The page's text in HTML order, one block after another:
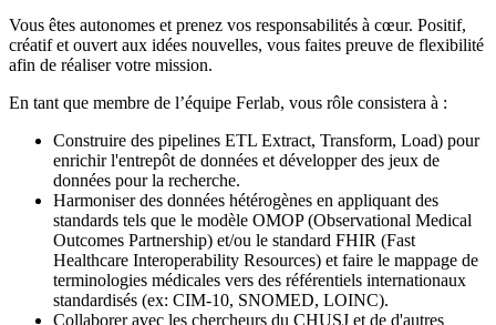
Vous êtes autonomes et prenez vos responsabilités à cœur. Positif,
créatif et ouvert aux idées nouvelles, vous faites preuve de flexibilité
afin de réaliser votre mission.
En tant que membre de l’équipe Ferlab, vous rôle consistera à :
Construire des pipelines ETL Extract, Transform, Load) pour
enrichir l'entrepôt de données et développer des jeux de
données pour la recherche.
Harmoniser des données hétérogènes en appliquant des
standards tels que le modèle OMOP (Observational Medical
Outcomes Partnership) et/ou le standard FHIR (Fast
Healthcare Interoperability Resources) et faire le mappage de
terminologies médicales vers des référentiels internationaux
standardisés (ex: CIM-10, SNOMED, LOINC).
Collaborer avec les chercheurs du CHUSJ et de d'autres